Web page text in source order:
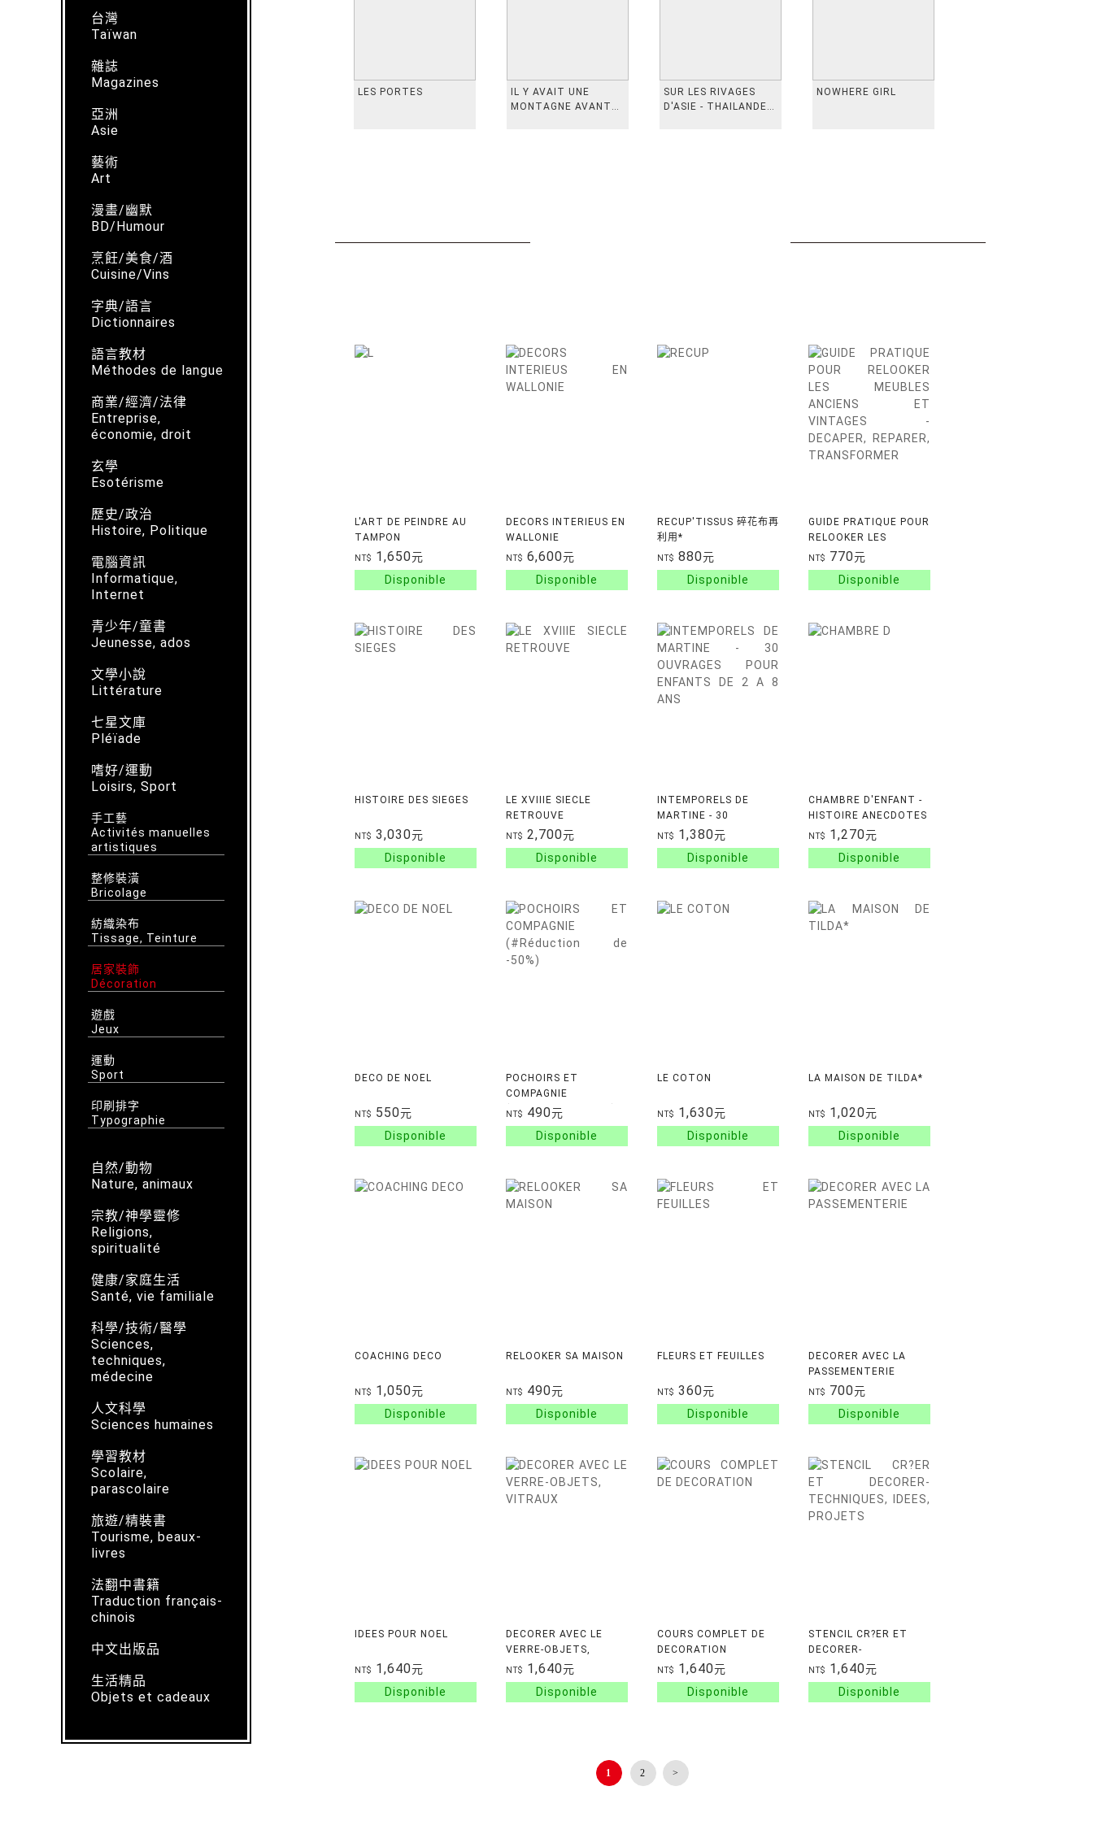
台灣
Taïwan
雜誌
Magazines
亞洲
Asie
藝術
Art
漫畫/幽默
BD/Humour
烹飪/美食/酒
Cuisine/Vins
字典/語言
Dictionnaires
語言教材
Méthodes de langue
商業/經濟/法律
Entreprise,
économie, droit
玄學
Esotérisme
歷史/政治
Histoire, Politique
電腦資訊
Informatique,
Internet
青少年/童書
Jeunesse, ados
文學小說
Littérature
七星文庫
Pléïade
嗜好/運動
Loisirs, Sport
手工藝
Activités manuelles
artistiques
整修裝潢
Bricolage
紡織染布
Tissage, Teinture
居家裝飾
Décoration
遊戲
Jeux
運動
Sport
印刷排字
Typographie
自然/動物
Nature, animaux
宗教/神學靈修
Religions,
spiritualité
健康/家庭生活
Santé, vie familiale
科學/技術/醫學
Sciences,
techniques,
médecine
人文科學
Sciences humaines
學習教材
Scolaire,
parascolaire
旅遊/精裝書
Tourisme, beaux-
livres
法翻中書籍
Traduction français-
chinois
中文出版品
生活精品
Objets et cadeaux
LES PORTES
IL Y AVAIT UNE
MONTAGNE AVANT
SUR LES RIVAGES
D'ASIE - THAILANDE,
NOWHERE GIRL
L'ART DE PEINDRE AU
TAMPON
NT$ 1,650元
DECORS INTERIEUS EN
WALLONIE
NT$ 6,600元
RECUP'TISSUS 碎花布再
利用*
NT$ 880元
GUIDE PRATIQUE POUR
RELOOKER LES
MEUBLES ANCIENS ET
VINTAGES - DECAPER,
REPARER,
NT$ 770元
HISTOIRE DES SIEGES
NT$ 3,030元
LE XVIIIE SIECLE
RETROUVE
NT$ 2,700元
INTEMPORELS DE
MARTINE - 30
OUVRAGES POUR
ENFANTS DE 2 A 8 ANS
NT$ 1,380元
CHAMBRE D'ENFANT -
HISTOIRE ANECDOTES
DECORATION
MOBILIER CONSEILS
PRATIQUES.
NT$ 1,270元
DECO DE NOEL
NT$ 550元
POCHOIRS ET
COMPAGNIE
(#Réduction de -50%)
NT$ 490元
LE COTON
NT$ 1,630元
LA MAISON DE TILDA*
NT$ 1,020元
COACHING DECO
NT$ 1,050元
RELOOKER SA MAISON
NT$ 490元
FLEURS ET FEUILLES
NT$ 360元
DECORER AVEC LA
PASSEMENTERIE
NT$ 700元
IDEES POUR NOEL
NT$ 1,640元
DECORER AVEC LE
VERRE-OBJETS,
VITRAUX
NT$ 1,640元
COURS COMPLET DE
DECORATION
NT$ 1,640元
STENCIL CR?ER ET
DECORER-
TECHNIQUES, IDEES,
PROJETS
NT$ 1,640元
1 2 >